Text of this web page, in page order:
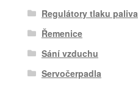
Regulátory tlaku paliva
Řemenice
Sání vzduchu
Servočerpadla